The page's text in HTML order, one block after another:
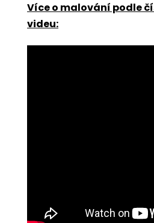
Více o malování podle
videu: